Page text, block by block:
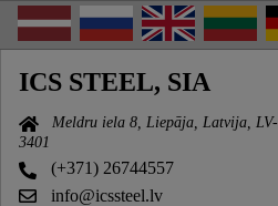
ICS STEEL, SIA
Meldru iela 8, Liepāja, Latvija, LV-
3401
(+371) 26744557
info@icssteel.lv